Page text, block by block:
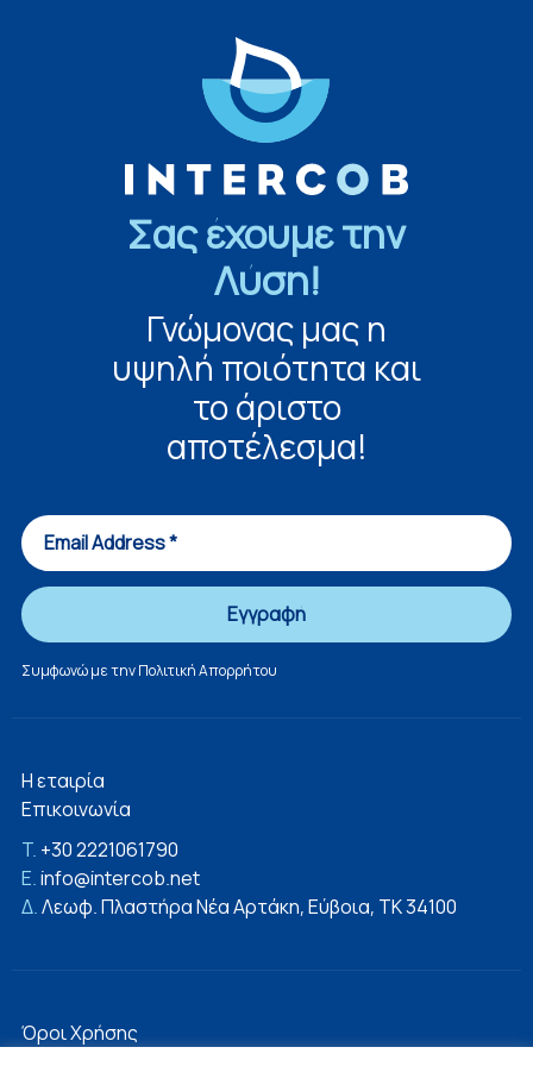
Σας έχουμε την
Λύση!
Γνώμονας μας η
υψηλή ποιότητα και
το άριστο
αποτέλεσμα!
Συμφωνώ με τηνΠολιτική Απορρήτου
Η εταιρία
Επικοινωνία
T. +30 2221061790
E.info@intercob.net
Δ.Λεωφ. Πλαστήρα Νέα Αρτάκη, Εύβοια, ΤΚ 34100
Όροι Χρήσης